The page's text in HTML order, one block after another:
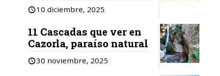
10 diciembre, 2025
11 Cascadas que ver en
Cazorla, paraíso natural
30 noviembre, 2025